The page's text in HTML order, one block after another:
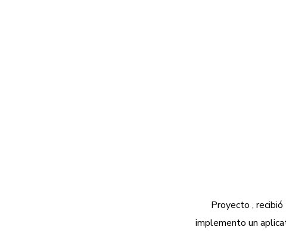
Proyecto ,
implemento un